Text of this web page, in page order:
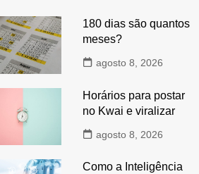
180 dias são quantos
meses?
agosto 8, 2026
Horários para postar
no Kwai e viralizar
agosto 8, 2026
Como a Inteligência